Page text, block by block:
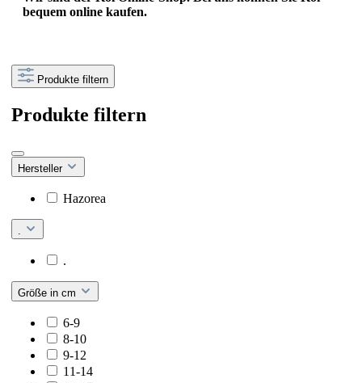
bequem online kaufen.
Produkte filtern
Produkte filtern
Hersteller
Hazorea
.
Größe in cm
6-9
8-10
9-12
11-14